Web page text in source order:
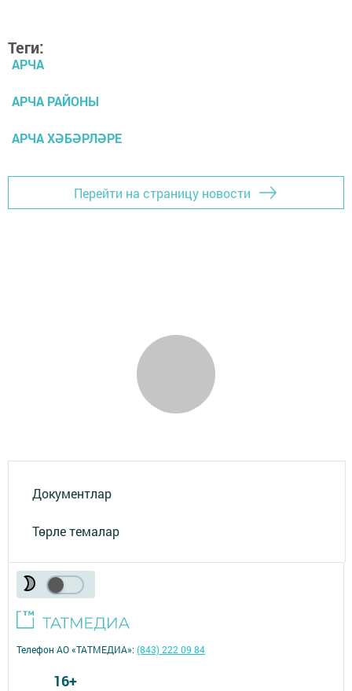
Теги:
АРЧА
АРЧА РАЙОНЫ
АРЧА ХӘБӘРЛӘРЕ
Перейти на страницу новости
Документлар
Төрле темалар
Телефон АО «ТАТМЕДИА»:(843) 222 09 84
16+